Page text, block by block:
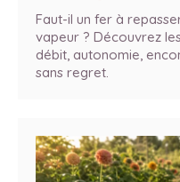
Faut-il un fer à
vapeur ? Découvrez
débit, autonomie,
sans regret.